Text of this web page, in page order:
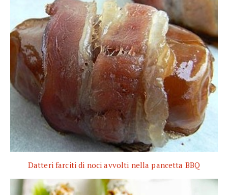
Datteri farciti di noci avvolti nella pancetta BBQ